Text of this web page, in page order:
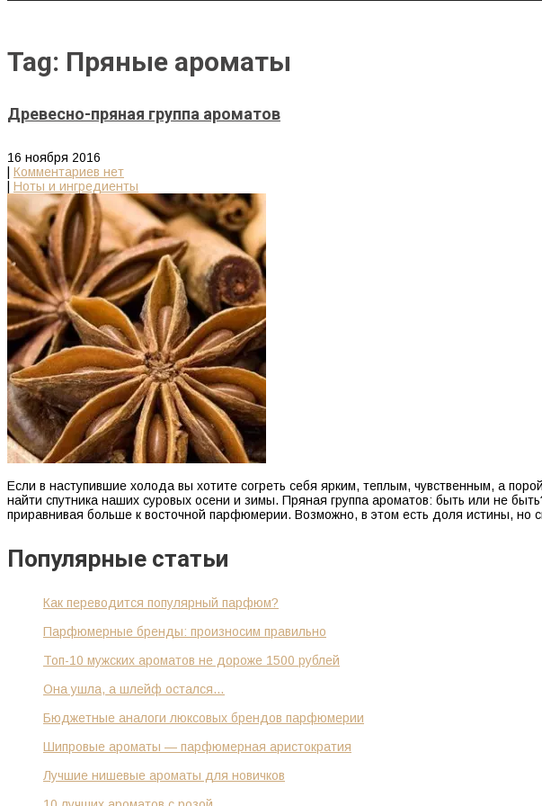
Tag: Пряные ароматы
Древесно-пряная группа ароматов
16 ноября 2016
Комментариев нет
Ноты и ингредиенты
Если в наступившие холода вы хотите согреть себя ярким, теплым, чувственным, а
найти спутника наших суровых осени и зимы. Пряная группа ароматов: быть или не
приравнивая больше к восточной парфюмерии. Возможно, в этом есть доля истины,
Популярные статьи
Как переводится популярный парфюм?
Парфюмерные бренды: произносим правильно
Топ-10 мужских ароматов не дороже 1500 рублей
Она ушла, а шлейф остался…
Бюджетные аналоги люксовых брендов парфюмерии
Шипровые ароматы — парфюмерная аристократия
Лучшие нишевые ароматы для новичков